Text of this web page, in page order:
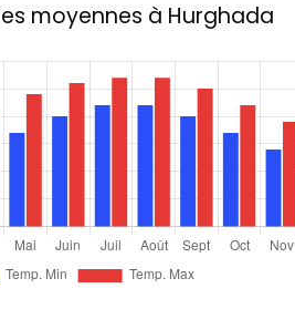
moyennes à Hurghada